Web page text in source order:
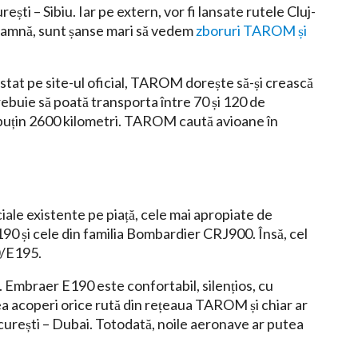
– Sibiu. Iar pe extern, vor fi lansate rutele Cluj-
sunt șanse mari să vedemzboruri TAROM și
pe site-ul oficial, TAROM dorește să-și crească
să poată transporta între 70 și 120 de
2600 kilometri. TAROM caută avioane în
existente pe piață, cele mai apropiate de
și cele din familia Bombardier CRJ900. Însă, cel
E195.
E190 este confortabil, silențios, cu
acoperi orice rută din rețeaua TAROM și chiar ar
– Dubai. Totodată, noile aeronave ar putea